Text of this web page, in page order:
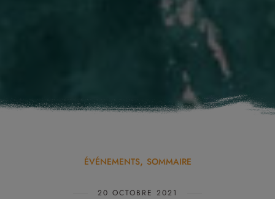
ÉVÉNEMENTS SOMMAIRE
20 OCTOBRE 2021